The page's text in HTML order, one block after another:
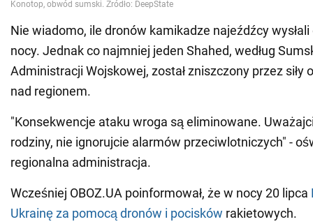
Nie wiadomo, ile dronów kamikadze najeźdźcy
nocy. Jednak co najmniej jeden Shahed, według
Administracji Wojskowej, został zniszczony przez siły
nad regionem.
"Konsekwencje ataku wroga są eliminowane.
rodziny, nie ignorujcie alarmów przeciwlotniczych" -
regionalna administracja.
Wcześniej OBOZ.UA poinformował, że w nocy 20 lipca
Ukrainę za pomocą dronów i pocisków rakietowych.